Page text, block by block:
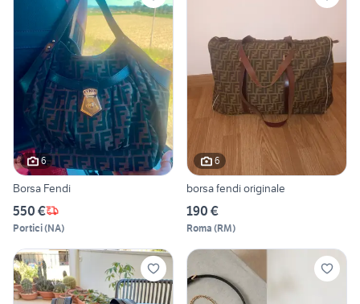
6
Borsa Fendi
550 €
Portici(NA)
6
borsa fendi originale
190 €
Roma (RM)